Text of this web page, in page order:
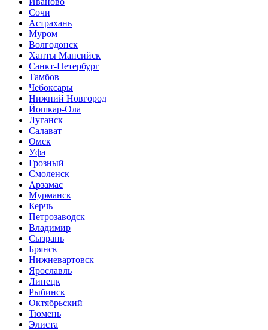
Сочи
Астрахань
Муром
Волгодонск
Ханты Мансийск
Санкт-Петербург
Тамбов
Чебоксары
Нижний Новгород
Йошкар-Ола
Луганск
Салават
Омск
Уфа
Грозный
Смоленск
Арзамас
Мурманск
Керчь
Петрозаводск
Владимир
Сызрань
Брянск
Нижневартовск
Ярославль
Липецк
Рыбинск
Октябрьский
Тюмень
Элиста